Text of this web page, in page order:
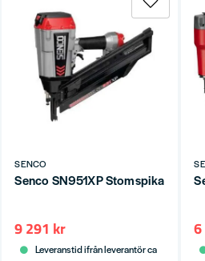
SENCO
Senco SN951XP Stomspikare
9 291 kr
Leveranstid ifrån leverantör ca